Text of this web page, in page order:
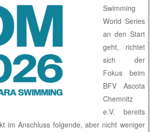
Swimming
World Series
an den Start
geht, richtet
sich der
Fokus beim
BFV Ascota
Chemnitz
e.V. bereits
im Anschluss folgende, aber nicht weniger